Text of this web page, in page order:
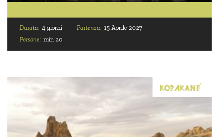
Durata: 4 giorni Partenza: 15 Aprile 2027
Persone: min 20